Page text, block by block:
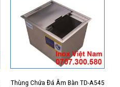
Thùng Chứa Đá Âm Bàn TD-A545